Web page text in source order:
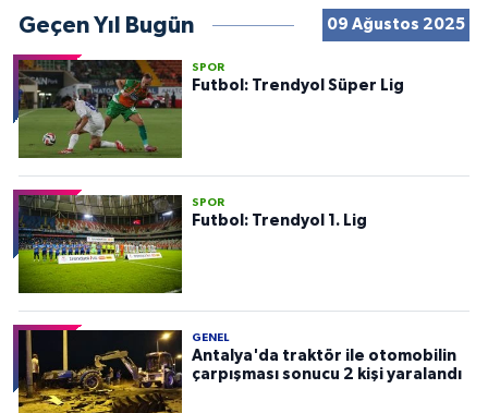
Geçen Yıl Bugün 09 Ağustos 2025
SPOR
Futbol: Trendyol Süper Lig
SPOR
Futbol: Trendyol 1. Lig
GENEL
Antalya'da traktör ile otomobilin
çarpışması sonucu 2 kişi yaralandı